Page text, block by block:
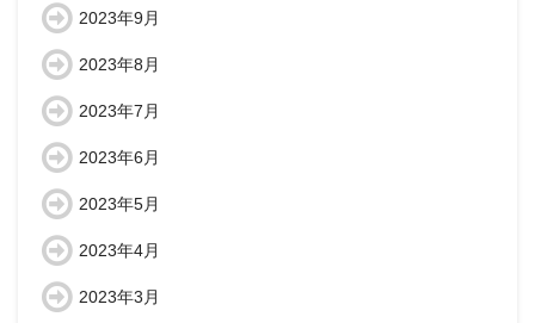
2023年9月
2023年8月
2023年7月
2023年6月
2023年5月
2023年4月
2023年3月